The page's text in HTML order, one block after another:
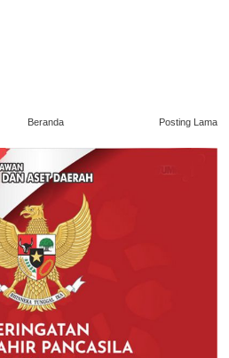
Posting Lama
Beranda